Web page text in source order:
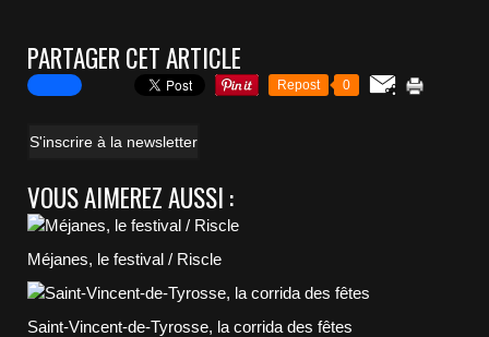
PARTAGER CET ARTICLE
Repost 0
S'inscrire à la newsletter
VOUS AIMEREZ AUSSI :
Méjanes, le festival / Riscle
Saint-Vincent-de-Tyrosse, la corrida des fêtes